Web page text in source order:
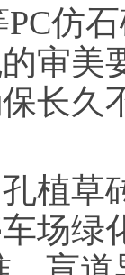
仿
审美
长久
孔植
场绿